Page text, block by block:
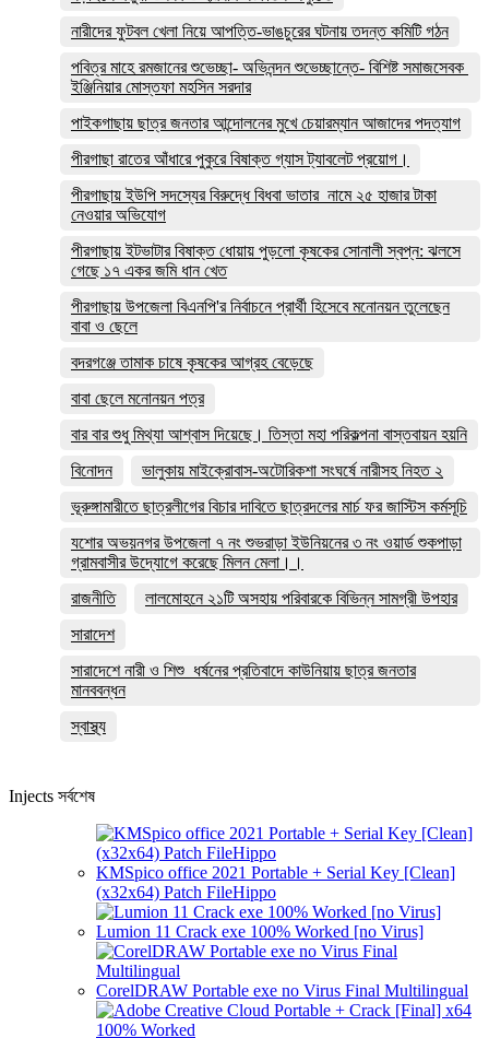
নারীদের ফুটবল খেলা নিয়ে আপত্তি-ভাঙচুরের ঘটনায় তদন্ত কমিটি গঠন
পবিত্র মাহে রমজানের শুভেচ্ছা- অভিনন্দন শুভেচ্ছান্তে- বিশিষ্ট সমাজসেবক
ইঞ্জিনিয়ার মোস্তফা মহসিন সরদার
পাইকগাছায় ছাত্র জনতার আন্দোলনের মুখে চেয়ারম্যান আজাদের পদত্যাগ
পীরগাছা রাতের আঁধারে পুকুরে বিষাক্ত গ্যাস ট্যাবলেট প্রয়োগ।
পীরগাছায় ইউপি সদস্যের বিরুদ্ধে বিধবা ভাতার নামে ২৫ হাজার টাকা
নেওয়ার অভিযোগ
পীরগাছায় ইটভাটার বিষাক্ত ধোয়ায় পুড়লো কৃষকের সোনালী স্বপ্ন: ঝলসে
গেছে ১৭ একর জমি ধান খেত
পীরগাছায় উপজেলা বিএনপি'র নির্বাচনে প্রার্থী হিসেবে মনোনয়ন তুলেছেন
বাবা ও ছেলে
বদরগঞ্জে তামাক চাষে কৃষকের আগ্রহ বেড়েছে
বাবা ছেলে মনোনয়ন পত্র
বার বার শুধু মিথ্যা আশ্বাস দিয়েছে। তিস্তা মহা পরিকল্পনা বাস্তবায়ন হয়নি
বিনোদন
ভালুকায় মাইক্রোবাস-অটোরিকশা সংঘর্ষে নারীসহ নিহত ২
ভূরুঙ্গামারীতে ছাত্রলীগের বিচার দাবিতে ছাত্রদলের মার্চ ফর জাস্টিস কর্মসূচি
যশোর অভয়নগর উপজেলা ৭ নং শুভরাড়া ইউনিয়নের ৩ নং ওয়ার্ড শুকপাড়া
গ্রামবাসীর উদ্যোগে করেছে মিলন মেলা।।
রাজনীতি
লালমোহনে ২১টি অসহায় পরিবারকে বিভিন্ন সামগ্রী উপহার
সারাদেশ
সারাদেশে নারী ও শিশু ধর্ষনের প্রতিবাদে কাউনিয়ায় ছাত্র জনতার
মানববন্ধন
স্বাস্থ্য
Injects সর্বশেষ
KMSpico office 2021 Portable + Serial Key [Clean]
(x32x64) Patch FileHippo
Lumion 11 Crack exe 100% Worked [no Virus]
CorelDRAW Portable exe no Virus Final Multilingual